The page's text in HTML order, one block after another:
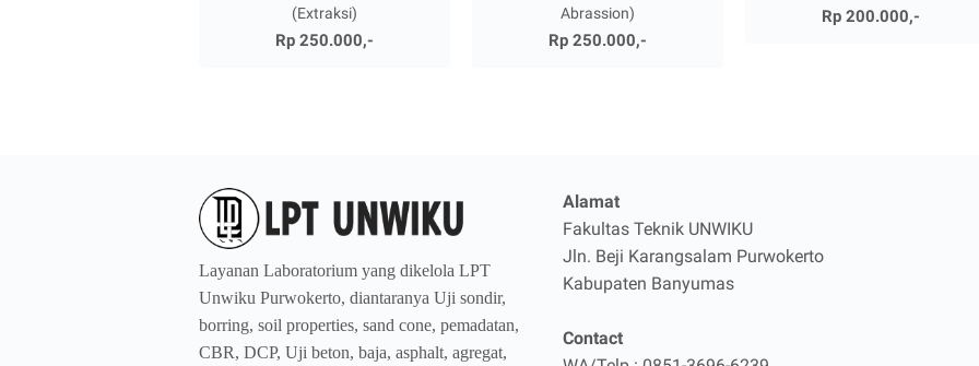
(Extraksi)
Rp 250.000,-
Abrassion)
Rp 250.000,-
Rp 200.000,-
Layanan Laboratorium yang dikelola LPT
Unwiku Purwokerto, diantaranya Uji sondir,
borring, soil properties, sand cone, pemadatan,
CBR, DCP, Uji beton, baja, asphalt, agregat,
Alamat
Fakultas Teknik UNWIKU
Jln. Beji Karangsalam Purwokerto
Kabupaten Banyumas
Contact